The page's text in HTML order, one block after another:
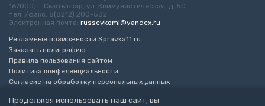
Продолжая использовать наш сайт, вы
167000, г. Сыктывкар, ул. Коммунистическая, д. 50
тел. /факс: 8(8212) 200-532
Электронная почта: russevkomi@yandex.ru
Рекламные возможности Spravka11.ru
Заказать полиграфию
Правила пользования сайтом
Политика конфеденциальности
Согласие на обработку персональных данных